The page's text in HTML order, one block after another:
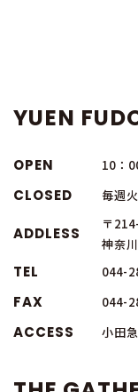
YUEN
OPEN 10：
CLOSED 毎週
ADDLESS
〒
神奈
TEL 044-
FAX 044-
ACCESS 小田